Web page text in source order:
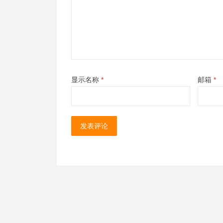
显示名称 * 邮箱 *